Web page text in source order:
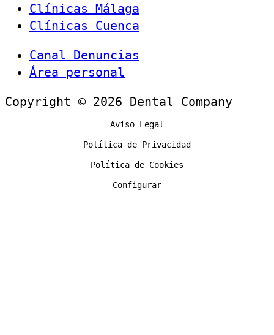
Clínicas Málaga
Clínicas Cuenca
Canal Denuncias
Área personal
Copyright © 2026 Dental Company
Aviso Legal
Política de Privacidad
Política de Cookies
Configurar